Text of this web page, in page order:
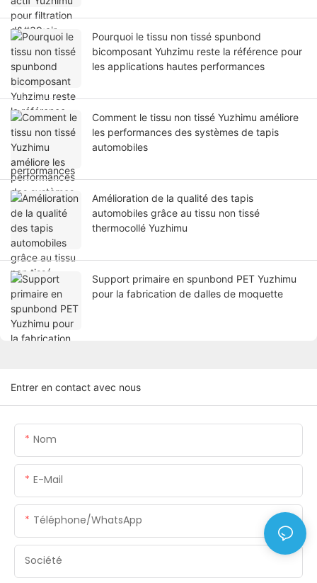
Pourquoi le tissu non tissé spunbond
bicomposant Yuhzimu reste la référence pour
les applications hautes performances
Comment le tissu non tissé Yuzhimu améliore
les performances des systèmes de tapis
automobiles
Amélioration de la qualité des tapis
automobiles grâce au tissu non tissé
thermocollé Yuzhimu
Support primaire en spunbond PET Yuzhimu
pour la fabrication de dalles de moquette
Entrer en contact avec nous
Nom
E-Mail
Téléphone/WhatsApp
Société